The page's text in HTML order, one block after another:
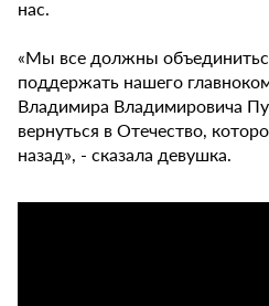
нас.
«Мы все должны
поддержать нашего
Владимира Владимировича
вернуться в Отечество,
назад», - сказала девушка.